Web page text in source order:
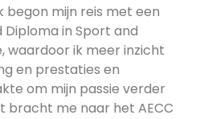
begon mijn reis met een
Diploma in Sport and
waardoor ik meer inzicht
en prestaties en
om mijn passie verder
bracht me naar het AECC